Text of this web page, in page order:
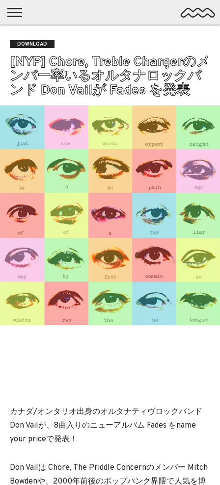
MUSIC
LATEST
POSTS
SPOTLIGHT
NYP
/ DL
DISCOVERY
ROCK
POP
ALTERNATIVE
ELECTRONIC
SSW
DREAMPOP
FI
GARAGE
EXPERIMENTAL
SOUL
DOWNLOAD
[NYP] Chore, Treble Chargerのメ
ンバー率いるオルタナロックバ
ンド Don Vailが Fades を発表
カナダ/オンタリオ出身のオルタナティヴロックバンド
Don Vailが、8曲入りのニューアルバム Fades をname
your priceで発表！
Don Vailは Chore, The Priddle Concernのメンバー Mitch
Bowdenや、2000年前後のポップパンク界隈で人気を博